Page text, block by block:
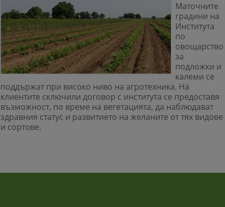
Маточните
градини на
Института
по
овощарство
за
подложки и
калеми се
поддържат при високо ниво на агротехника. На
клиентите сключили договор с института се предоставя
възможност, по време на вегетацията, да наблюдават
здравния статус и развитието на желаните от тях видове
и сортове.